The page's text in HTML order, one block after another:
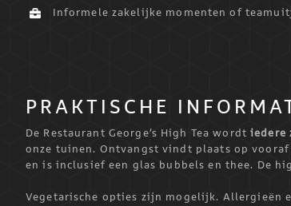
Informele zakelijke momenten of
PRAKTISCHE
De Restaurant George’s High Tea wordtiedere
onze tuinen. Ontvangst vindt plaats op
en is inclusief een glas bubbels en thee. De
Vegetarische opties zijn mogelijk. Allergieën